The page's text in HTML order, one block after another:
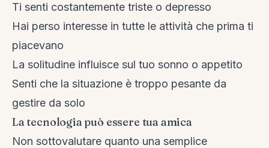
Ti senti costantemente triste o depresso
Hai perso interesse in tutte le attività che prima ti
piacevano
La solitudine influisce sul tuo sonno o appetito
Senti che la situazione è troppo pesante da
gestire da solo
La tecnologia può essere tua amica
Non sottovalutare quanto una semplice